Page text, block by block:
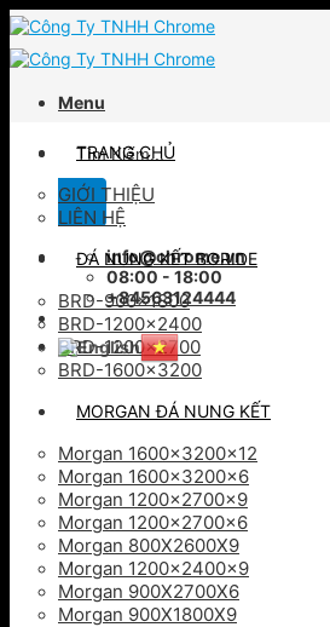
Skip
to
content
Menu
kiếm:
info@chrome.vn
08:00 - 18:00
+84563124444
TRANG CHỦ
GIỚI THIỆU
LIÊN HỆ
ĐÁ NUNG KẾT BORIDE
BRD-900×1800
BRD-1200×2400
BRD-1200×2700
BRD-1600×3200
MORGAN ĐÁ NUNG KẾT
Morgan 1600x3200x12
Morgan 1600x3200x6
Morgan 1200x2700x9
Morgan 1200x2700x6
Morgan 800X2600X9
Morgan 1200x2400x9
Morgan 900X2700X6
Morgan 900X1800X9